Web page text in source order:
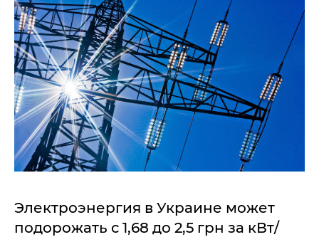
Электроэнергия в Украине может
подорожать с 1,68 до 2,5 грн за кВт/